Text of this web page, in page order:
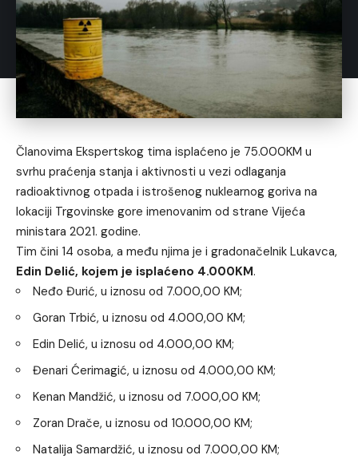
Članovima Ekspertskog tima isplaćeno je 75.000KM u
svrhu praćenja stanja i aktivnosti u vezi odlaganja
radioaktivnog otpada i istrošenog nuklearnog goriva na
lokaciji Trgovinske gore imenovanim od strane Vijeća
ministara 2021. godine.
Tim čini 14 osoba, a među njima je i gradonačelnik Lukavca,
Edin Delić, kojem je isplaćeno 4.000KM.
Neđo Đurić, u iznosu od 7.000,00 KM;
Goran Trbić, u iznosu od 4.000,00 KM;
Edin Delić, u iznosu od 4.000,00 KM;
Đenari Ćerimagić, u iznosu od 4.000,00 KM;
Kenan Mandžić, u iznosu od 7.000,00 KM;
Zoran Drače, u iznosu od 10.000,00 KM;
Natalija Samardžić, u iznosu od 7.000,00 KM;